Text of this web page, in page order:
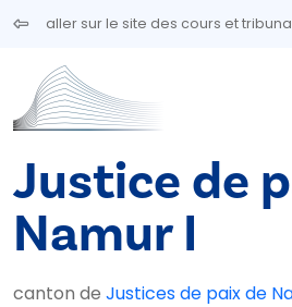
Aller au contenu principal
aller sur le site des cours et
Justice de
Namur I
canton de Justices de paix de